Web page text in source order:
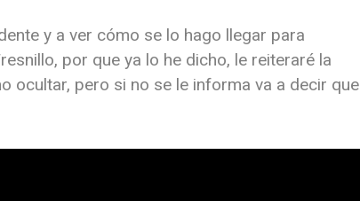
y a ver cómo se lo hago llegar para
por que ya lo he dicho, le reiteraré la
ocultar, pero si no se le informa va a decir que